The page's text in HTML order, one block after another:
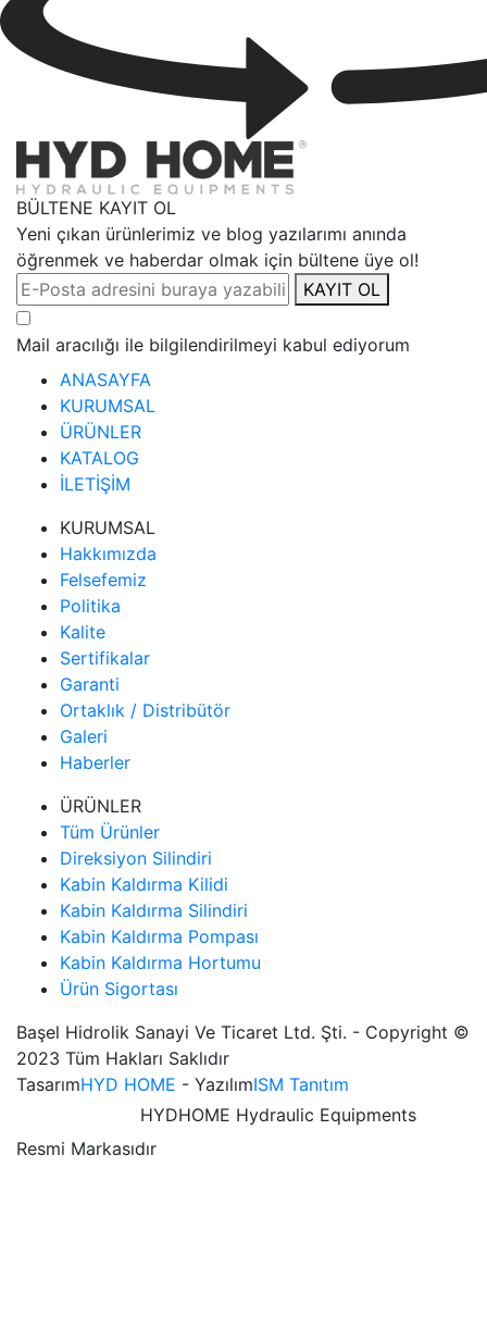
BÜLTENE KAYIT OL
Yeni çıkan ürünlerimiz ve blog yazılarımı anında
öğrenmek ve haberdar olmak için bültene üye ol!
KAYIT OL
Mail aracılığı ile bilgilendirilmeyi kabul ediyorum
ANASAYFA
KURUMSAL
ÜRÜNLER
KATALOG
İLETİŞİM
KURUMSAL
Hakkımızda
Felsefemiz
Politika
Kalite
Sertifikalar
Garanti
Ortaklık / Distribütör
Galeri
Haberler
ÜRÜNLER
Tüm Ürünler
Direksiyon Silindiri
Kabin Kaldırma Kilidi
Kabin Kaldırma Silindiri
Kabin Kaldırma Pompası
Kabin Kaldırma Hortumu
Ürün Sigortası
Başel Hidrolik Sanayi Ve Ticaret Ltd. Şti. - Copyright ©
2023 Tüm Hakları Saklıdır
TasarımHYD HOME - YazılımISM Tanıtım
HYDHOME Hydraulic Equipments
Resmi Markasıdır